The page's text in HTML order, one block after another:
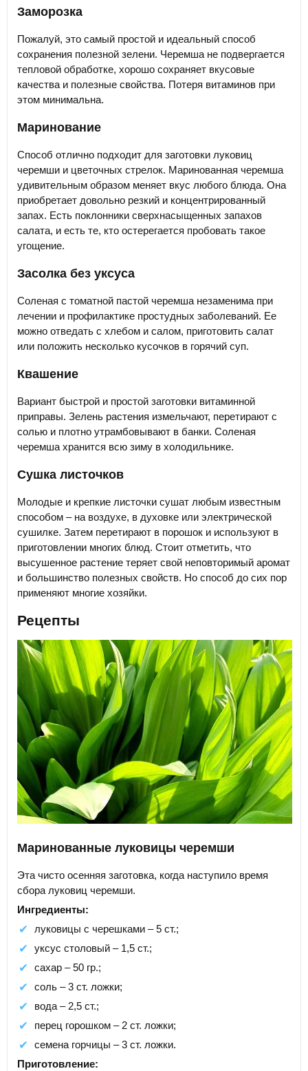
Заморозка
Пожалуй, это самый простой и идеальный способ
сохранения полезной зелени. Черемша не подвергается
тепловой обработке, хорошо сохраняет вкусовые
качества и полезные свойства. Потеря витаминов при
этом минимальна.
Маринование
Способ отлично подходит для заготовки луковиц
черемши и цветочных стрелок. Маринованная черемша
удивительным образом меняет вкус любого блюда. Она
приобретает довольно резкий и концентрированный
запах. Есть поклонники сверхнасыщенных запахов
салата, и есть те, кто остерегается пробовать такое
угощение.
Засолка без уксуса
Соленая с томатной пастой черемша незаменима при
лечении и профилактике простудных заболеваний. Ее
можно отведать с хлебом и салом, приготовить салат
или положить несколько кусочков в горячий суп.
Квашение
Вариант быстрой и простой заготовки витаминной
приправы. Зелень растения измельчают, перетирают с
солью и плотно утрамбовывают в банки. Соленая
черемша хранится всю зиму в холодильнике.
Сушка листочков
Молодые и крепкие листочки сушат любым известным
способом – на воздухе, в духовке или электрической
сушилке. Затем перетирают в порошок и используют в
приготовлении многих блюд. Стоит отметить, что
высушенное растение теряет свой неповторимый аромат
и большинство полезных свойств. Но способ до сих пор
применяют многие хозяйки.
Рецепты
Маринованные луковицы черемши
Эта чисто осенняя заготовка, когда наступило время
сбора луковиц черемши.
Ингредиенты:
луковицы с черешками – 5 ст.;
уксус столовый – 1,5 ст.;
сахар – 50 гр.;
соль – 3 ст. ложки;
вода – 2,5 ст.;
перец горошком – 2 ст. ложки;
семена горчицы – 3 ст. ложки.
Приготовление: